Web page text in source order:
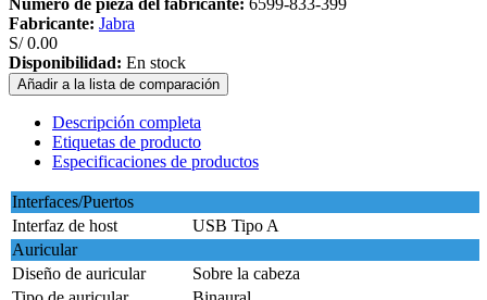
Fabricante: Jabra
S/ 0.00
Disponibilidad: En stock
Añadir a la lista de comparación
Descripción completa
Etiquetas de producto
Especificaciones de productos
Interfaces/Puertos
Interfaz de host
USB Tipo A
Auricular
Diseño de auricular
Sobre la cabeza